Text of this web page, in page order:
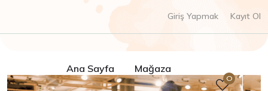
Giriş Yapmak
Kayıt Ol
Ana Sayfa Mağaza
0